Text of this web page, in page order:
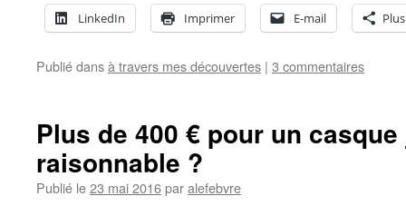
LinkedIn Imprimer E-mail Plus
Publié dansà travers mes découvertes | 3 commentaires
Plus de 400 € pour un
raisonnable ?
Publié le23 mai 2016paralefebvre